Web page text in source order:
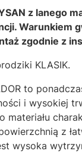
z lanego
Warunkiem
zgodnie z
KLASIK.
to
i wysokiej
materiału
z
wysoka